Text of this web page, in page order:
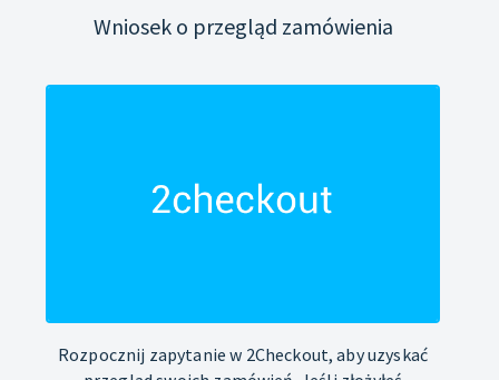
Wniosek o przegląd zamówienia
Rozpocznij zapytanie w 2Checkout, aby uzyskać